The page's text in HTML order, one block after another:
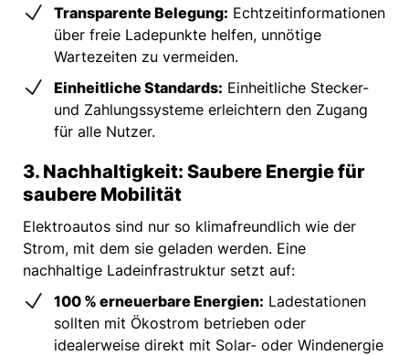
Transparente Belegung: Echtzeitinformationen
über freie Ladepunkte helfen, unnötige
Wartezeiten zu vermeiden.
Einheitliche Standards: Einheitliche Stecker-
und Zahlungssysteme erleichtern den Zugang
für alle Nutzer.
3. Nachhaltigkeit: Saubere Energie für
saubere Mobilität
Elektroautos sind nur so klimafreundlich wie der
Strom, mit dem sie geladen werden. Eine
nachhaltige Ladeinfrastruktur setzt auf:
100 % erneuerbare Energien: Ladestationen
sollten mit Ökostrom betrieben oder
idealerweise direkt mit Solar- oder Windenergie